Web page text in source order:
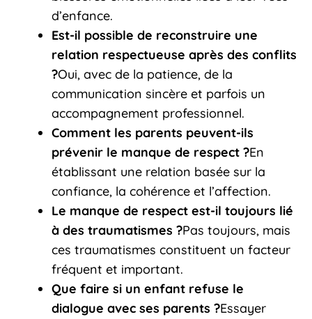
d’enfance.
Est-il possible de reconstruire une
relation respectueuse après des conflits
?Oui, avec de la patience, de la
communication sincère et parfois un
accompagnement professionnel.
Comment les parents peuvent-ils
prévenir le manque de respect ?En
établissant une relation basée sur la
confiance, la cohérence et l’affection.
Le manque de respect est-il toujours lié
à des traumatismes ?Pas toujours, mais
ces traumatismes constituent un facteur
fréquent et important.
Que faire si un enfant refuse le
dialogue avec ses parents ?Essayer